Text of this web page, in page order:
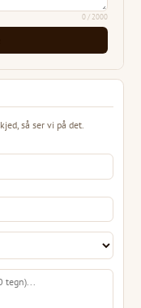
0/ 2000
så ser vi på det.